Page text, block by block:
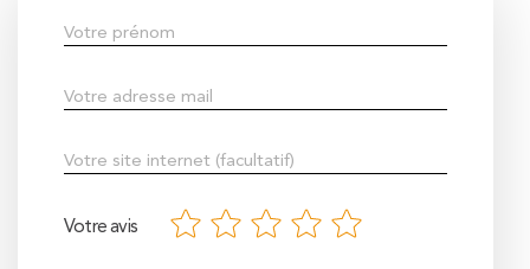
Votre avis